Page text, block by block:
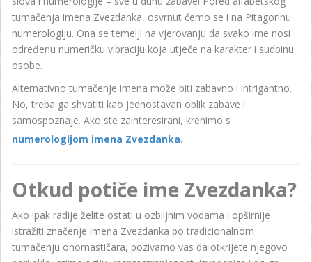
tumačenja imena Zvezdanka, osvrnut ćemo se i na Pitagorinu
numerologiju. Ona se temelji na vjerovanju da svako ime nosi
određenu numeričku vibraciju koja utječe na karakter i sudbinu
osobe.
Alternativno tumačenje imena može biti zabavno i intrigantno.
No, treba ga shvatiti kao jednostavan oblik zabave i
samospoznaje. Ako ste zainteresirani, krenimo s
numerologijom imena Zvezdanka.
Otkud potiče ime Zvezdanka?
Ako ipak radije želite ostati u ozbiljnim vodama i opširnije
istražiti značenje imena Zvezdanka po tradicionalnom
tumačenju onomastičara, pozivamo vas da otkrijete njegovo